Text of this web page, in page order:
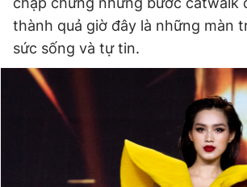
thành quả giờ đây là những màn
sức sống và tự tin.